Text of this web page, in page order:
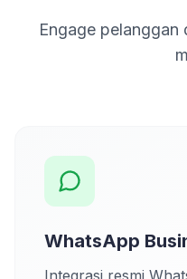
Engage
WhatsApp
Integrasi resmi